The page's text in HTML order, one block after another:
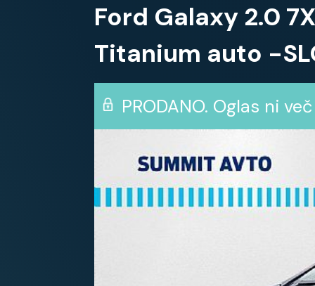
Ford Galaxy 2.0
Titanium auto -
PRODANO. Oglas ni